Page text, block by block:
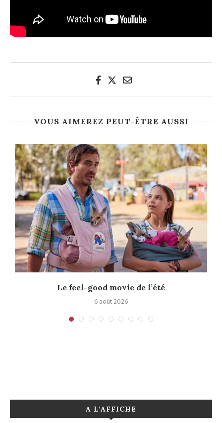
VOUS AIMEREZ PEUT-ÊTRE AUSSI
Le feel-good movie de l’été
6 août 2026
A L’AFFICHE